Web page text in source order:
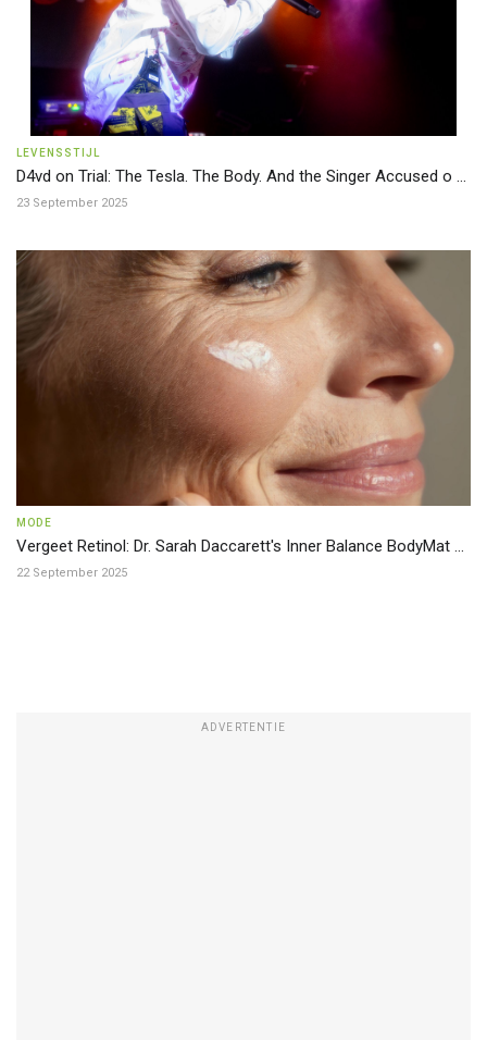
LEVENSSTIJL
D4vd on Trial: The Tesla. The Body. And the Singer Accused o ...
23 September 2025
MODE
Vergeet Retinol: Dr. Sarah Daccarett's Inner Balance BodyMat ...
22 September 2025
ADVERTENTIE